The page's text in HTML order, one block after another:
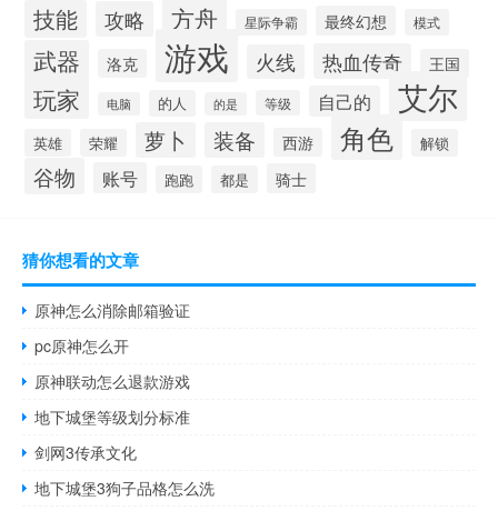
技能 攻略 方舟 星际争霸 最终幻想 模式
武器 洛克 游戏 火线 热血传奇 王国
玩家 电脑 的人 的是 等级 自己的 艾尔
英雄 荣耀 萝卜 装备 西游 角色 解锁
谷物 账号 跑跑 都是 骑士
猜你想看的文章
原神怎么消除邮箱验证
pc原神怎么开
原神联动怎么退款游戏
地下城堡等级划分标准
剑网3传承文化
地下城堡3狗子品格怎么洗